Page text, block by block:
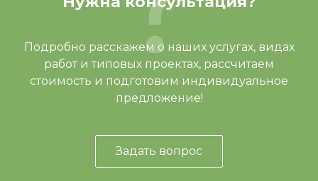
Подробно расскажем о наших услугах, видах
работ и типовых проектах, рассчитаем
стоимость и подготовим индивидуальное
предложение!
Задать вопрос